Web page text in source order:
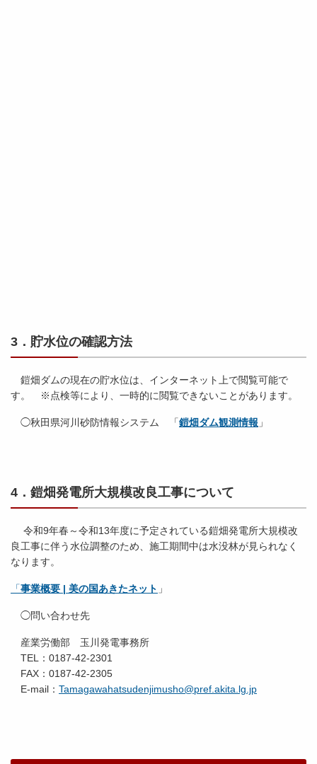
3．貯水位の確認方法
鎧畑ダムの現在の貯水位は、インターネット上で閲覧可能で
す。 ※点検等により、一時的に閲覧できないことがあります。
◯秋田県河川砂防情報システム 「鎧畑ダム観測情報 」
4．鎧畑発電所大規模改良工事について
令和9年春～令和13年度に予定されている鎧畑発電所大規模改
良工事に伴う水位調整のため、施工期間中は水没林が見られなく
なります。
「事業概要 | 美の国あきたネット 」
◯問い合わせ先
産業労働部 玉川発電事務所
TEL：0187-42-2301
FAX：0187-42-2305
E-mail： Tamagawahatsudenjimusho@pref.akita.lg.jp